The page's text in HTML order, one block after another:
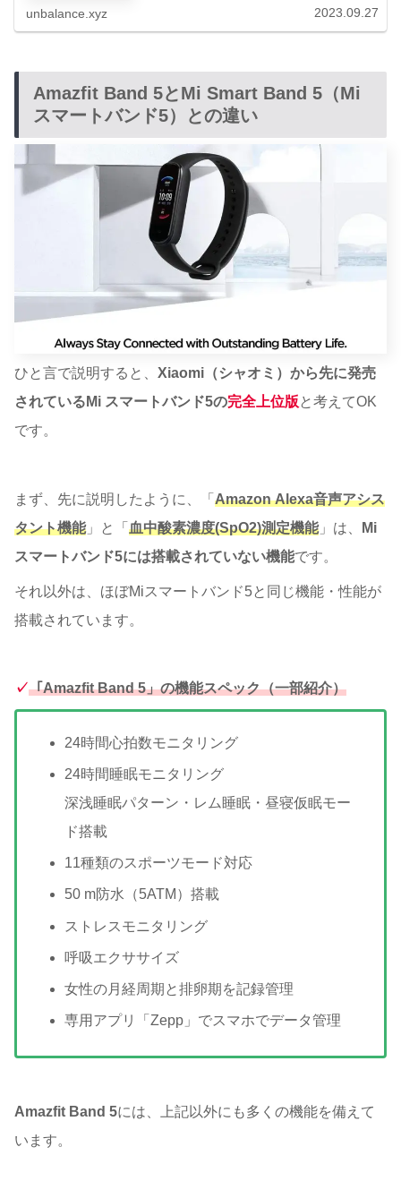
ながら、わかりやすく説明していますのでAmazfitband5初
unbalance.xyz 2023.09.27
Amazfit Band 5とMi Smart Band 5（Mi
スマートバンド5）との違い
ひと言で説明すると、 Xiaomi（シャオミ）から先に発売
されているMi スマートバンド5の完全上位版 と考えてOK
です。
まず、先に説明したように、「 Amazon Alexa音声アシス
タント機能」と「 血中酸素濃度(SpO2)測定機能」は、
Mi
スマートバンド5には搭載されていない機能です。
それ以外は、ほぼMiスマートバンド5と同じ機能・性能が
搭載されています。
✓「Amazfit Band 5」の機能スペック（一部紹介）
24時間心拍数モニタリング
24時間睡眠モニタリング
深浅睡眠パターン・レム睡眠・昼寝仮眠モー
ド搭載
11種類のスポーツモード対応
50 m防水（5ATM）搭載
ストレスモニタリング
呼吸エクササイズ
女性の月経周期と排卵期を記録管理
専用アプリ「Zepp」でスマホでデータ管理
Amazfit Band 5には、上記以外にも多くの機能を備えて
います。